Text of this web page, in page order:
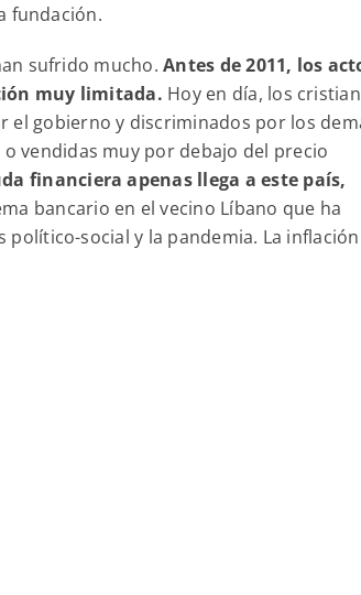
fundación.
sufrido mucho.Antes de 2011, los
muy limitada. Hoy en día, los
el gobierno y discriminados por los
vendidas muy por debajo del precio
financiera apenas llega a este país,
bancario en el vecino Líbano que ha
social y la pandemia. La